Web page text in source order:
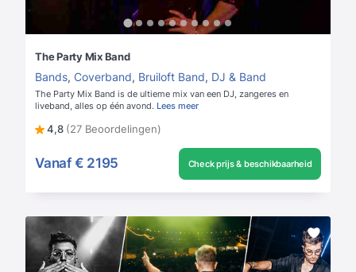
The Party Mix Band
Bands, Coverband, Bruiloft Band, DJ & Band
The Party Mix Band is de ultieme mix van een DJ, zangeres en
liveband, alles op één avond. Lees meer
4,8 (27 Beoordelingen)
Vanaf € 2195 Check prijs & beschikbaarheid